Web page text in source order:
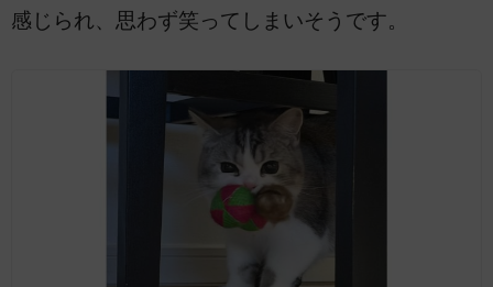
感じられ、思わず笑ってしまいそうです。